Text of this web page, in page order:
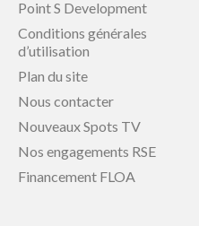
Point S Development
Conditions générales
d’utilisation
Plan du site
Nous contacter
Nouveaux Spots TV
Nos engagements RSE
Financement FLOA